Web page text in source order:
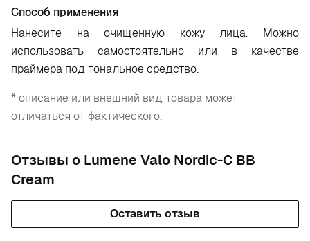
Способ применения
Нанесите на очищенную кожу лица. Можно
использовать самостоятельно или в качестве
праймера под тональное средство.
* описание или внешний вид товара может
отличаться от фактического.
Отзывы о Lumene Valo Nordic-C BB
Cream
Оставить отзыв